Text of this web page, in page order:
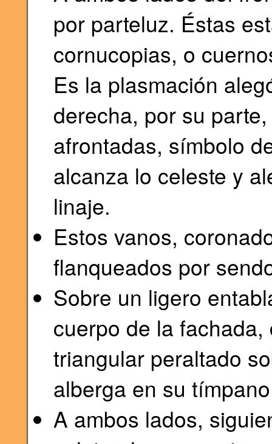
por parteluz. Éstas
cornucopias, o
Es la plasmación
derecha, por su
afrontadas, símbolo
alcanza lo celeste y
linaje.
Estos vanos,
flanqueados por
Sobre un ligero
cuerpo de la
triangular peraltado
alberga en su
A ambos lados,